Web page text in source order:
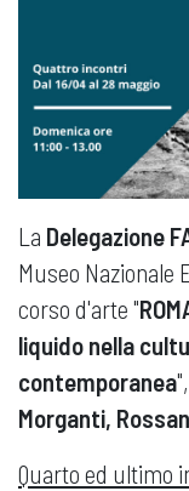
La Delegazione
Museo Nazionale
corso d'arte "
liquido nella
contemporanea
Morganti,
Quarto ed ultimo